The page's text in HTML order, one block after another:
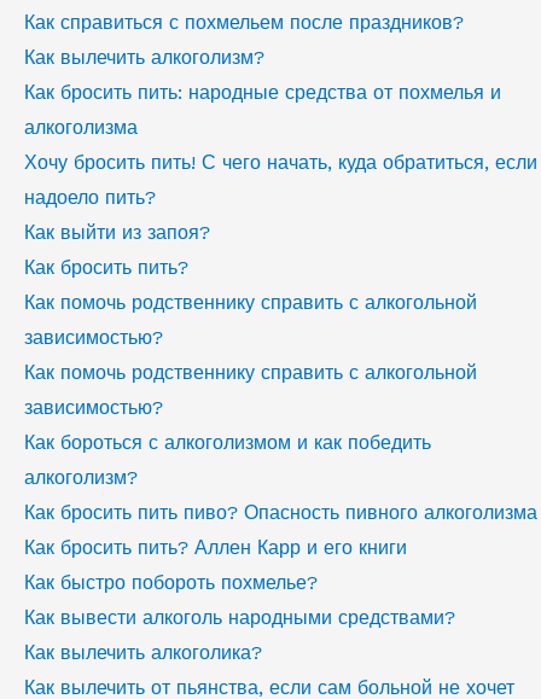
Как справиться с похмельем после праздников?
Как вылечить алкоголизм?
Как бросить пить: народные средства от похмелья и
алкоголизма
Хочу бросить пить! С чего начать, куда обратиться, если
надоело пить?
Как выйти из запоя?
Как бросить пить?
Как помочь родственнику справить с алкогольной
зависимостью?
Как помочь родственнику справить с алкогольной
зависимостью?
Как бороться с алкоголизмом и как победить
алкоголизм?
Как бросить пить пиво? Опасность пивного алкоголизма
Как бросить пить? Аллен Карр и его книги
Как быстро побороть похмелье?
Как вывести алкоголь народными средствами?
Как вылечить алкоголика?
Как вылечить от пьянства, если сам больной не хочет